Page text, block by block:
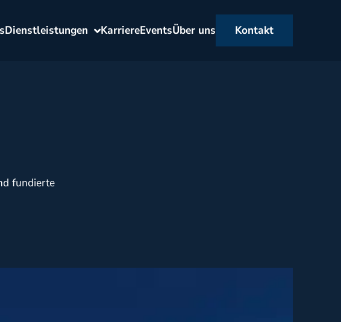
Dienstleistungen KarriereEventsÜber uns Kontakt
fundierte